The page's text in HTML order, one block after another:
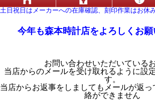
土日祝日はメーカーへの在庫確認、刻印作業はお休
今年も森本時計店をよろしくお
お問い合わせいただいている
当店からのメールを受け取れるように設
す。
当店からお返事をしましてもメールが返
絡ができません